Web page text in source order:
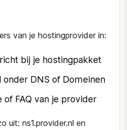
van je hostingprovider in:
bij je hostingpakket
onder DNS of Domeinen
of FAQ van je provider
uit: ns1.provider.nl en